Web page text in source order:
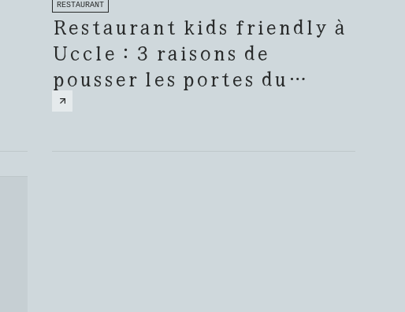
RESTAURANT
Restaurant kids friendly à
Uccle : 3 raisons de
pousser les portes du
restaurant le Parvis